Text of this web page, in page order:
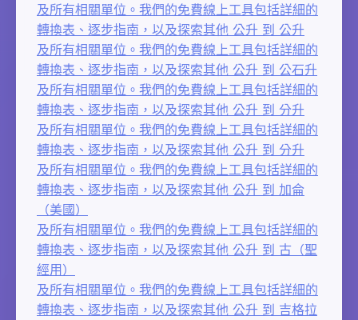
及所有相關單位。我們的免費線上工具包括詳細的
轉換表、逐步指南，以及探索其他 公升 到 公升
及所有相關單位。我們的免費線上工具包括詳細的
轉換表、逐步指南，以及探索其他 公升 到 公石升
及所有相關單位。我們的免費線上工具包括詳細的
轉換表、逐步指南，以及探索其他 公升 到 分升
及所有相關單位。我們的免費線上工具包括詳細的
轉換表、逐步指南，以及探索其他 公升 到 分升
及所有相關單位。我們的免費線上工具包括詳細的
轉換表、逐步指南，以及探索其他 公升 到 加侖
（美國）
及所有相關單位。我們的免費線上工具包括詳細的
轉換表、逐步指南，以及探索其他 公升 到 古（聖
經用）
及所有相關單位。我們的免費線上工具包括詳細的
轉換表、逐步指南，以及探索其他 公升 到 吉格拉